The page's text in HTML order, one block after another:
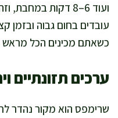
ועוד 6–8 דקות
עובדים בחום גבוה ובזמן
כשאתם מכינים הכל מראש
ערכים תזונתיים
שרימפס הוא מקור נהדר